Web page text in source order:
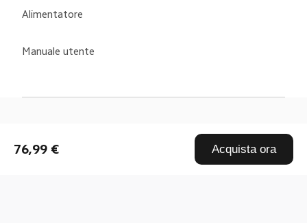
76,99 € Acquista ora
Alimentatore
Manuale utente